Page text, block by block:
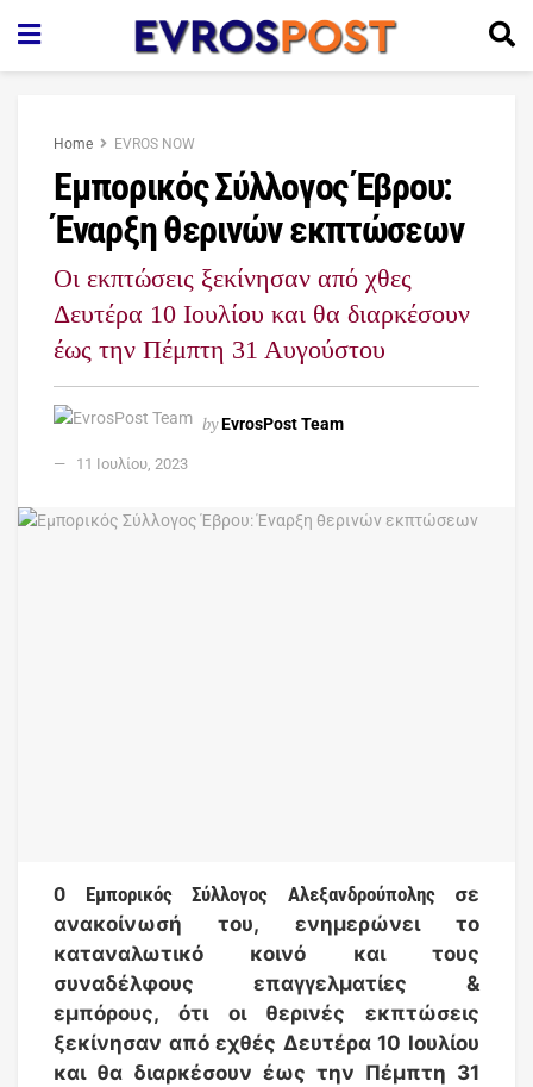
Home EVROS NOW
Εμπορικός Σύλλογος Έβρου:
Έναρξη θερινών εκπτώσεων
Οι εκπτώσεις ξεκίνησαν από χθες
Δευτέρα 10 Ιουλίου και θα διαρκέσουν
έως την Πέμπτη 31 Αυγούστου
byEvrosPost Team
11 Ιουλίου, 2023
Ο Εμπορικός Σύλλογος Αλεξανδρούπολης σε
ανακοίνωσή του, ενημερώνει το
καταναλωτικό κοινό και τους
συναδέλφους επαγγελματίες &
εμπόρους, ότι οι θερινές εκπτώσεις
ξεκίνησαν από εχθές Δευτέρα 10 Ιουλίου
και θα διαρκέσουν έως την Πέμπτη 31